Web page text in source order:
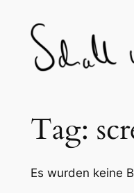
content
Tag:
Es wurden keine